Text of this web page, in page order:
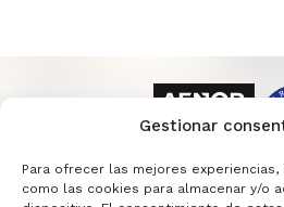
Gestionar
Para ofrecer las mejores
como las cookies para almacenar y/o